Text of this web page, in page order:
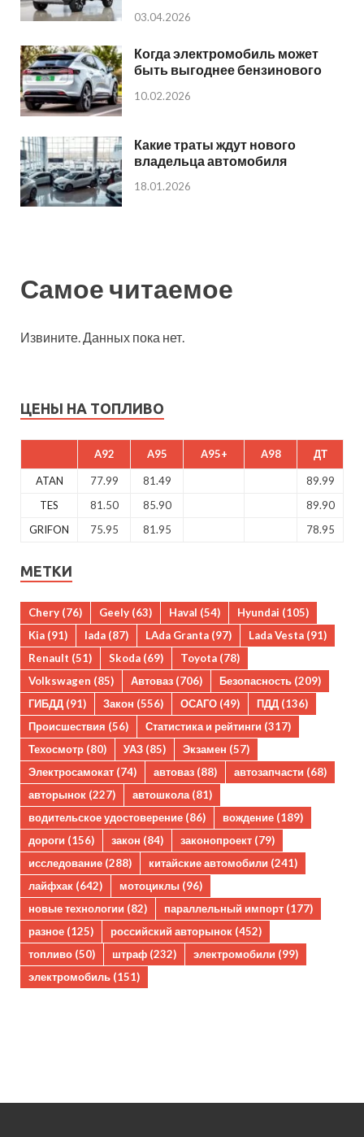
03.04.2026
Когда электромобиль может
быть выгоднее бензинового
10.02.2026
Какие траты ждут нового
владельца автомобиля
18.01.2026
Самое читаемое
Извините. Данных пока нет.
ЦЕНЫ НА ТОПЛИВО
A92 A95 A95+ A98 ДТ
ATAN 77.99 81.49
89.99
TES
81.50 85.90
89.90
GRIFON
75.95 81.95 78.95
МЕТКИ
Chery (76) Geely (63) Haval (54) Hyundai (105)
Kia (91) lada (87) LAda Granta (97) Lada Vesta (91)
Renault (51) Skoda (69) Toyota (78)
Volkswagen (85) Автоваз (706) Безопасность (209)
ГИБДД (91) Закон (556) ОСАГО (49) ПДД (136)
Происшествия (56) Статистика и рейтинги (317)
Техосмотр (80) УАЗ (85) Экзамен (57)
Электросамокат (74) автоваз (88) автозапчасти (68)
авторынок (227) автошкола(81)
водительское удостоверение (86) вождение (189)
дороги (156) закон (84) законопроект (79)
исследование (288) китайские автомобили (241)
лайфхак (642) мотоциклы (96)
новые технологии (82) параллельный импорт (177)
разное (125) российский авторынок (452)
топливо (50) штраф (232) электромобили (99)
электромобиль (151)